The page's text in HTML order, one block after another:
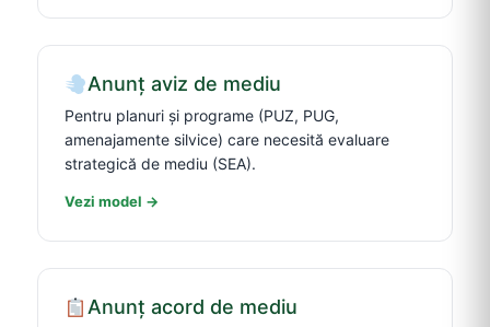
Anunț aviz de mediu
Pentru planuri și programe (PUZ, PUG,
amenajamente silvice) care necesită evaluare
strategică de mediu (SEA).
Vezi model →
Anunț acord de mediu